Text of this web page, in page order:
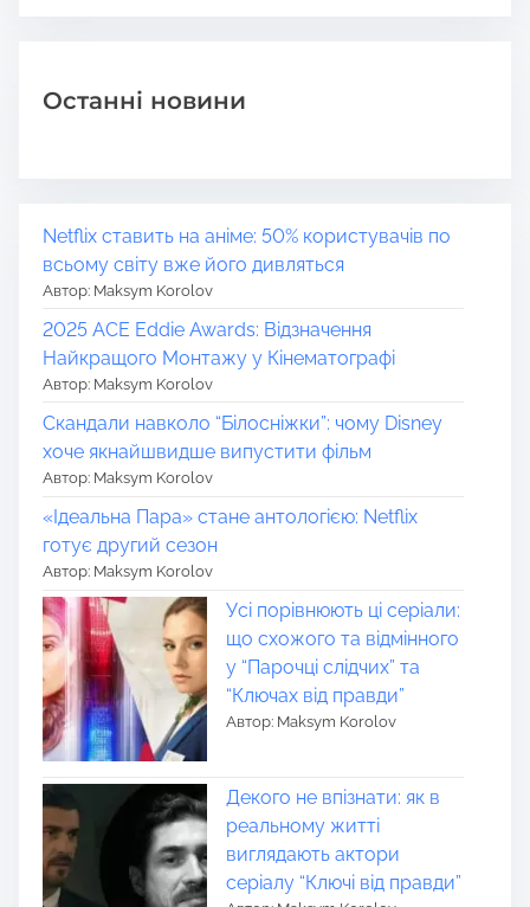
Останні новини
Netflix ставить на аніме: 50% користувачів по
всьому світу вже його дивляться
Автор: Maksym Korolov
2025 ACE Eddie Awards: Відзначення
Найкращого Монтажу у Кінематографі
Автор: Maksym Korolov
Скандали навколо “Білосніжки”: чому Disney
хоче якнайшвидше випустити фільм
Автор: Maksym Korolov
«Ідеальна Пара» стане антологією: Netflix
готує другий сезон
Автор: Maksym Korolov
Усі порівнюють ці серіали:
що схожого та відмінного
у “Парочці слідчих” та
“Ключах від правди”
Автор: Maksym Korolov
Декого не впізнати: як в
реальному житті
виглядають актори
серіалу “Ключі від правди”